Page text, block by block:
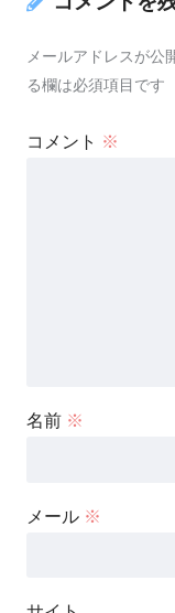
メールアドレスが公
る欄は必須項目です
コメント ※
名前 ※
メール ※